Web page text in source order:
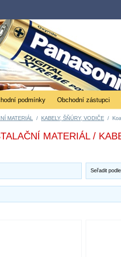
podmínky Obchodní zástupci
MATERIÁL / KABELY, ŠŇÚRY, VODIČE /
MATERIÁL /
Seřadit